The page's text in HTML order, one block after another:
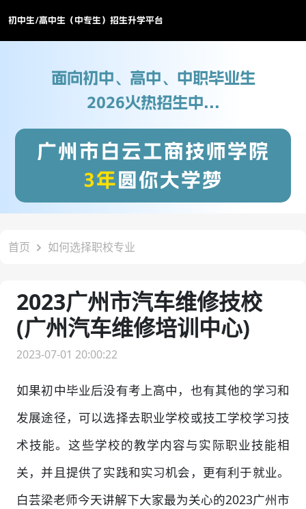
初中生/高中生（中专生）招生升学平台
面向初中、高中、中职毕业生
2026火热招生中...
广州市白云工商技师学院
3年圆你大学梦
首页 如何选择职校专业
2023广州市汽车维修技校
(广州汽车维修培训中心)
2023-07-01 20:00:22
如果初中毕业后没有考上高中，也有其他的学习和
发展途径，可以选择去职业学校或技工学校学习技
术技能。这些学校的教学内容与实际职业技能相
关，并且提供了实践和实习机会，更有利于就业。
白芸梁老师今天讲解下大家最为关心的2023广州市